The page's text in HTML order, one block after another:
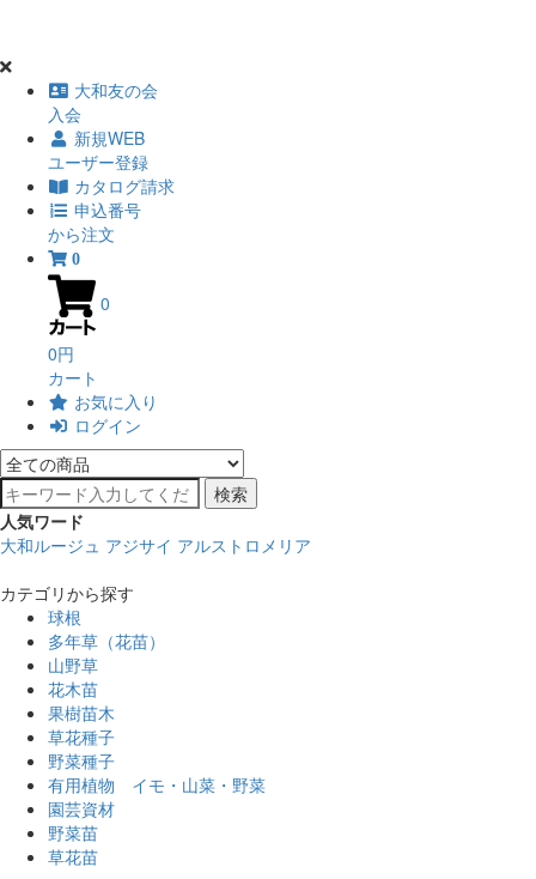
大和友の会
入会
新規WEB
ユーザー登録
カタログ請求
申込番号
から注文
0
0
0円
カート
お気に入り
ログイン
検索
人気ワード
大和ルージュ アジサイ アルストロメリア
カテゴリから探す
球根
多年草（花苗）
山野草
花木苗
果樹苗木
草花種子
野菜種子
有用植物 イモ・山菜・野菜
園芸資材
野菜苗
草花苗